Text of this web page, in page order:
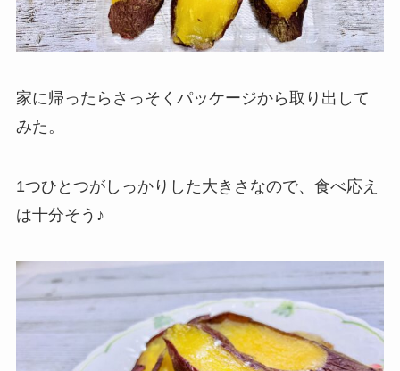
家に帰ったらさっそくパッケージから取り出して
みた。
1つひとつがしっかりした大きさなので、食べ応え
は十分そう♪